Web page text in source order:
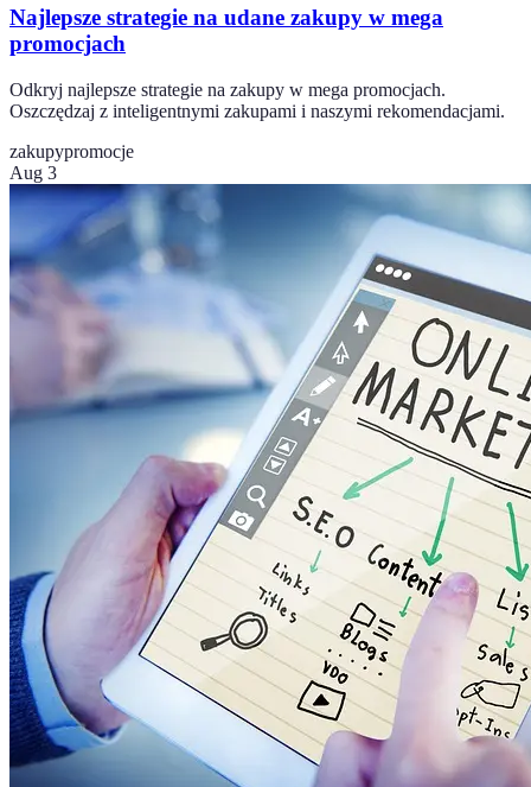
Najlepsze strategie na udane zakupy w mega
promocjach
Odkryj najlepsze strategie na zakupy w mega promocjach.
Oszczędzaj z inteligentnymi zakupami i naszymi rekomendacjami.
zakupypromocje
Aug 3